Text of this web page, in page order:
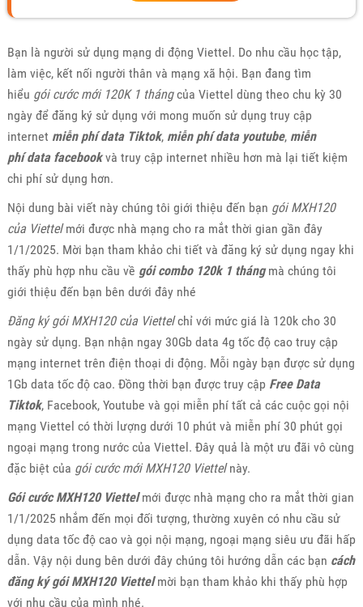
Bạn là người sử dụng mạng di động Viettel. Do nhu cầu học tập,
làm việc, kết nối người thân và mạng xã hội. Bạn đang tìm
hiểu gói cước mới 120K 1 thángcủa Viettel dùng theo chu kỳ 30
ngày để đăng ký sử dụng với mong muốn sử dụng truy cập
internet miễn phí data Tiktok, miễn phí data youtube, miễn
phí data facebookvà truy cập internet nhiều hơn mà lại tiết kiệm
chi phí sử dụng hơn.
Nội dung bài viết này chúng tôi giới thiệu đến bạn gói MXH120
của Viettelmới được nhà mạng cho ra mắt thời gian gần đây
1/1/2025. Mời bạn tham khảo chi tiết và đăng ký sử dụng ngay khi
thấy phù hợp nhu cầu về gói combo 120k 1 tháng mà chúng tôi
giới thiệu đến bạn bên dưới đây nhé
Đăng ký gói MXH120 của Viettelchỉ với mức giá là 120k cho 30
ngày sử dụng. Bạn nhận ngay 30Gb data 4g tốc độ cao truy cập
mạng internet trên điện thoại di động. Mỗi ngày bạn được sử dụng
1Gb data tốc độ cao. Đồng thời bạn được truy cập Free Data
Tiktok, Facebook, Youtube và gọi miễn phí tất cả các cuộc gọi nội
mạng Viettel có thời lượng dưới 10 phút và miễn phí 30 phút gọi
ngoại mạng trong nước của Viettel. Đây quả là một ưu đãi vô cùng
đặc biệt của gói cước mới MXH120 Viettelnày.
Gói cước MXH120 Viettelmới được nhà mạng cho ra mắt thời gian
1/1/2025 nhắm đến mọi đối tượng, thường xuyên có nhu cầu sử
dụng data tốc độ cao và gọi nội mạng, ngoại mạng siêu ưu đãi hấp
dẫn. Vậy nội dung bên dưới đây chúng tôi hướng dẫn các bạn cách
đăng ký gói MXH120 Viettelmời bạn tham khảo khi thấy phù hợp
với nhu cầu của mình nhé.